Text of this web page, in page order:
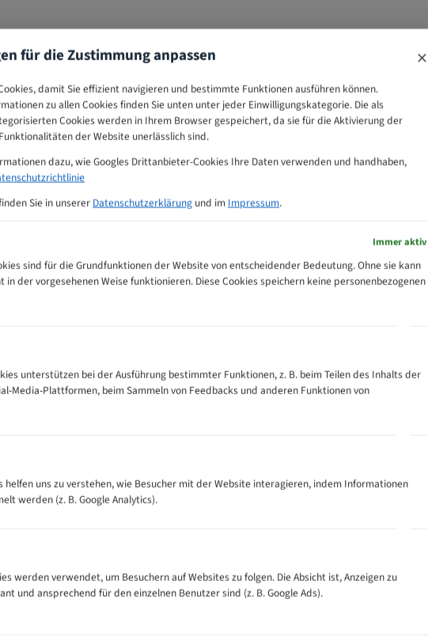
Zahnempfehlungs-Tabelle
300
500
4/6
4/6
M (mm)
Zähne pro
Zoll (ZpZ))
35 - 70
5/8
für die Zustimmung anpassen ×
damit Sie effizient navigieren und bestimmte Funktionen ausführen können.
zu allen Cookies finden Sie unten unter jeder Einwilligungskategorie. Die als
Cookies werden in Ihrem Browser gespeichert, da sie für die Aktivierung der
der Website unerlässlich sind.
dazu, wie Googles Drittanbieter-Cookies Ihre Daten verwenden und handhaben,
Sie in unserer Datenschutzerklärung und im Impressum.
Immer aktiv
sind für die Grundfunktionen der Website von entscheidender Bedeutung. Ohne sie kann
in der vorgesehenen Weise funktionieren. Diese Cookies speichern keine personenbezogenen
unterstützen bei der Ausführung bestimmter Funktionen, z. B. beim Teilen des Inhalts der
Media-Plattformen, beim Sammeln von Feedbacks und anderen Funktionen von
helfen uns zu verstehen, wie Besucher mit der Website interagieren, indem Informationen
werden (z. B. Google Analytics).
werden verwendet, um Besuchern auf Websites zu folgen. Die Absicht ist, Anzeigen zu
und ansprechend für den einzelnen Benutzer sind (z. B. Google Ads).